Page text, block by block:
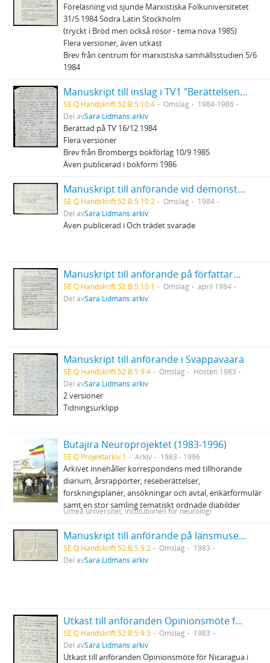
Föreläsning vid sjunde Marxistiska Folkuniversitetet
31/5 1984 Södra Latin Stockholm
(tryckt i Bröd men också rosor - tema nova 1985)
Flera versioner, även utkast
Brev från centrum för marxistiska samhällsstudien 5/6
1984
Manuskript till inslag i TV1 "Berättelsen ur bakfickan" ... när dem sopade hela byn oppåt väggarna...
SE Q Handskrift 52:B:5:10:4 Omslag
1984-1986
Del avSara Lidmans arkiv
Berättad på TV 16/12 1984
Flera versioner
Brev från Brombergs bokförlag 10/9 1985
Även publicerad i bokform 1986
Manuskript till anförande vid demonstration mot Bilderberggruppen som höll möte på Grand hotel Saltsjöbaden 12/5 1984
SE Q Handskrift 52:B:5:10:2 Omslag
1984
Del avSara Lidmans arkiv
Även publicerad i Och trädet svarade
Manuskript till anförande på författarmöte i Helsingfors
SE Q Handskrift 52:B:5:10:1 Omslag
april 1984
Del avSara Lidmans arkiv
Manuskript till anförande i Svappavaara
SE Q Handskrift 52:B:5:9:4 Omslag
Hösten 1983
Del avSara Lidmans arkiv
2 versioner
Tidningsurklipp
Butajira Neuroprojektet (1983-1996)
SE Q Projektarkiv 1 Arkiv 1983 - 1996
Arkivet innehåller korrespondens med tillhörande
diarium, årsrapporter, reseberättelser,
forskningsplaner, ansökningar och avtal, enkätformulär
samt en stor samling tematiskt ordnade diabilder
Umeå universitet, institutionen för neurologi
Manuskript till anförande på länsmuseet i Umeå vid invigningen av Sinnenas skog 12/6 1983
SE Q Handskrift 52:B:5:9:2 Omslag
1983
Del avSara Lidmans arkiv
Utkast till anföranden Opinionsmöte för Nicaragua i Karlstad m.m.
SE Q Handskrift 52:B:5:9:3 Omslag
1983
Del avSara Lidmans arkiv
Utkast till anföranden Opinionsmöte för Nicaragua i